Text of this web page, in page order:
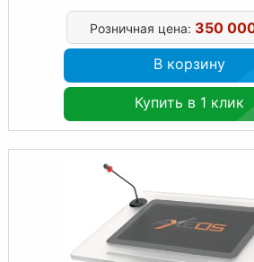
Розничная цена: 350
В корзину
Купить в 1 клик